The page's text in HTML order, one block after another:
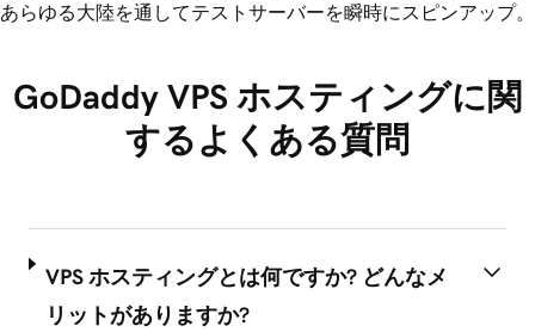
あらゆる大陸を通してテストサーバーを瞬時にスピンアップ。
GoDaddy VPS ホスティングに関
するよくある質問
VPS ホスティングとは何ですか? どんなメ
リットがありますか?